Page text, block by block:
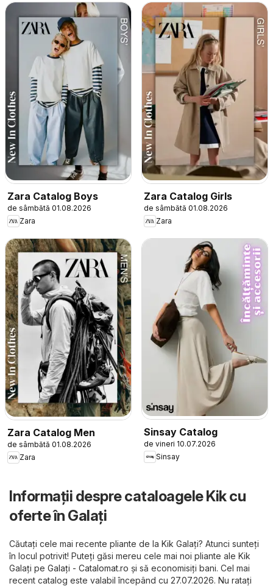
Zara Catalog Boys
de sâmbătă 01.08.2026
Zara
Zara Catalog Girls
de sâmbătă 01.08.2026
Zara
Zara Catalog Men
de sâmbătă 01.08.2026
Zara
Sinsay Catalog
de vineri 10.07.2026
Sinsay
Informații despre cataloagele Kik cu
oferte în Galați
Căutați cele mai recente pliante de la Kik Galați? Atunci sunteți
în locul potrivit! Puteți găsi mereu cele mai noi pliante ale Kik
Galați pe Galați - Catalomat.ro și să economisiți bani. Cel mai
recent catalog este valabil începând cu 27.07.2026. Nu ratați